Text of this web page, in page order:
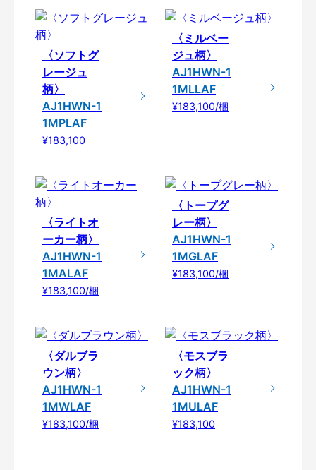
〈ソフトグ
レージュ
柄〉
AJ1HWN-1
1MPLAF
¥183,100
〈ミルベー
ジュ柄〉
AJ1HWN-1
1MLLAF
¥183,100/梱
〈ライトオ
ーカー柄〉
AJ1HWN-1
1MALAF
¥183,100/梱
〈トープグ
レー柄〉
AJ1HWN-1
1MGLAF
¥183,100/梱
〈ダルブラ
ウン柄〉
AJ1HWN-1
1MWLAF
¥183,100/梱
〈モスブラ
ック柄〉
AJ1HWN-1
1MULAF
¥183,100